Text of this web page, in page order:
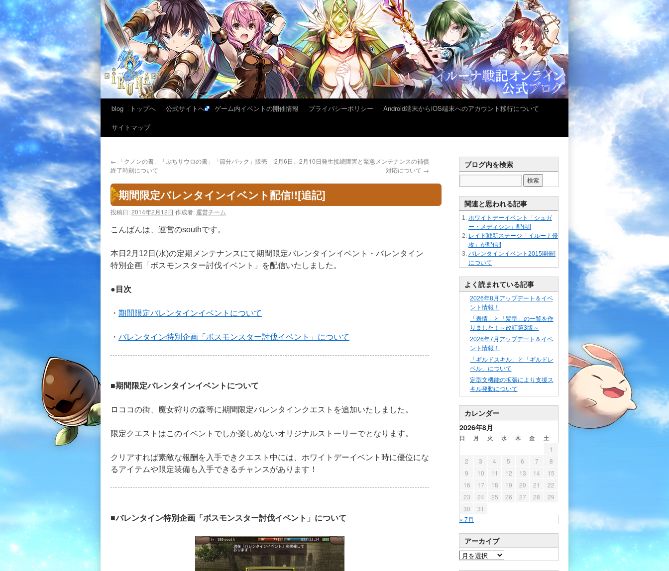
blog トップへ 公式サイトへ ゲーム内イベントの開催情報 プライバシーポリシー
Android端末からiOS端末へのアカウント移行について
サイトマップ
← 「クノンの書」「ぷちサウロの書」「節分パック」販売
終了時刻について
2月6日、2月10日発生接続障害と緊急メンテナンスの補償
対応について →
期間限定バレンタインイベント配信!![追記]
投稿日:2014年2月12日 作成者:運営チーム
こんばんは、運営のsouthです。
本日2月12日(水)の定期メンテナンスにて期間限定バレンタインイベント・バレンタイン
特別企画「ボスモンスター討伐イベント」を配信いたしました。
●目次
・ 期間限定バレンタインイベントについて
・ バレンタイン特別企画「ボスモンスター討伐イベント」について
■期間限定バレンタインイベントについて
ロココの街、魔女狩りの森等に期間限定バレンタインクエストを追加いたしました。
限定クエストはこのイベントでしか楽しめないオリジナルストーリーでとなります。
クリアすれば素敵な報酬を入手できクエスト中には、ホワイトデーイベント時に優位にな
るアイテムや限定装備も入手できるチャンスがあります！
■バレンタイン特別企画「ボスモンスター討伐イベント」について
ブログ内を検索
関連と思われる記事
ホワイトデーイベント「シュガ
ー・メディシン」配信!!
レイド戦新ステージ「イルーナ侵
攻」が配信!!
バレンタインイベント2015開催!
について
よく読まれている記事
2026年8月アップデート＆イベ
ント情報！
「表情」と「髪型」の一覧を作
りました！～改訂第3版～
2026年7月アップデート＆イベ
ント情報！
「ギルドスキル」と「ギルドレ
ベル」について
定型文機能の拡張により支援ス
キル発動について
カレンダー
2026年8月
日 月 火 水 木 金 土
« 7月
1
2
3 4 5 6 7
8
9
10 11 12 13 14
15
16
17 18 19 20 21
22
23
24 25 26 27 28
29
30
31
アーカイブ